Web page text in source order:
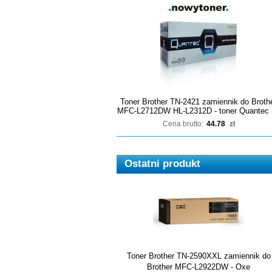
Toner Brother TN-2421 zamiennik do
MFC-L2712DW HL-L2312D - toner Quantec
Cena brutto: 44.78 zł
Ostatni produkt
Toner Brother TN-2590XXL zamiennik do
Brother MFC-L2922DW - Oxe